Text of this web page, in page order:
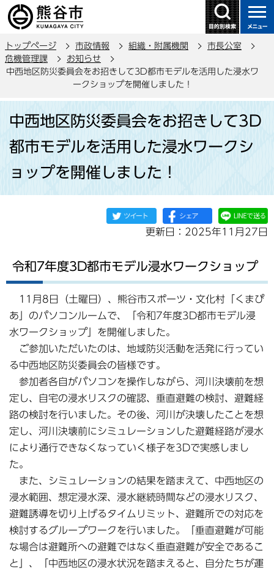
の
ー
ジ
先
トップページ 市政情報 組織・附属機関
市長公室
危機管理課
お知らせ
中西地区防災委員会をお招きして3D都市モデルを活用した浸水ワ
ークショップを開催しました！
中西地区防災委員会をお招きして3D
都市モデルを活用した浸水ワークシ
ョップを開催しました！
更新日：2025年11月27日
令和7年度3D都市モデル浸水ワークショップ
11月8日（土曜日）、熊谷市スポーツ・文化村「くまぴ
あ」のパソコンルームで、「令和7年度3D都市モデル浸
水ワークショップ」を開催しました。
ご参加いただいたのは、地域防災活動を活発に行ってい
る中西地区防災委員会の皆様です。
参加者各自がパソコンを操作しながら、河川決壊前を想
定し、自宅の浸水リスクの確認、垂直避難の検討、避難経
路の検討を行いました。その後、河川が決壊したことを想
定し、河川決壊前にシミュレーションした避難経路が浸水
により通行できなくなっていく様子を3Dで実感しまし
た。
また、シミュレーションの結果を踏まえて、中西地区の
浸水範囲、想定浸水深、浸水継続時間などの浸水リスク、
避難誘導を切り上げるタイムリミット、避難所での対応を
検討するグループワークを行いました。「垂直避難が可能
な場合は避難所への避難ではなく垂直避難が安全であるこ
と」、「中西地区の浸水状況を踏まえると、自分たちが運